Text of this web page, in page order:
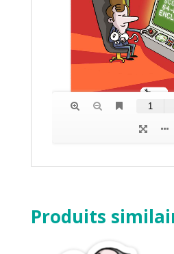
Produits